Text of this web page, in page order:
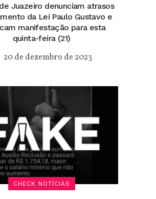
Juazeiro denunciam atrasos
da Lei Paulo Gustavo e
manifestação para esta
quinta-feira (21)
20 de dezembro de 2023
CHECK NOTÍCIAS